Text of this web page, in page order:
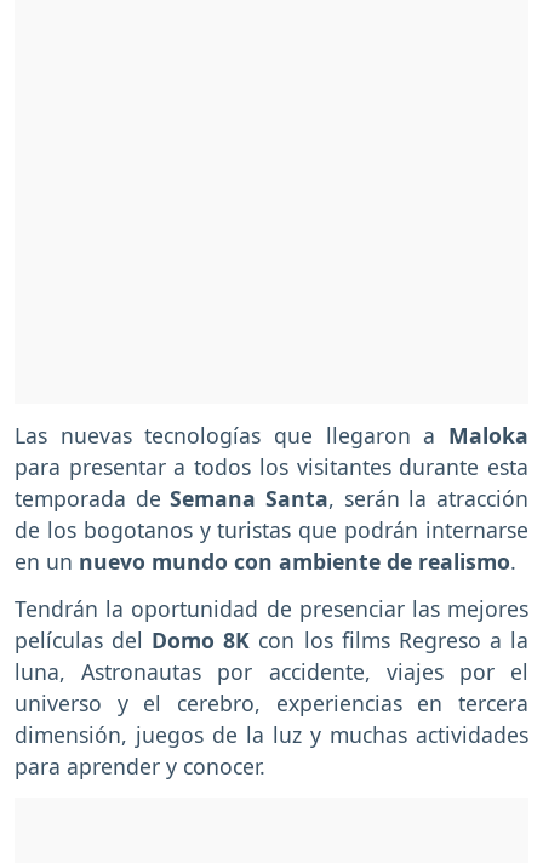
Las nuevas tecnologías que llegaron a Maloka
para presentar a todos los visitantes durante esta
temporada deSemana Santa, serán la atracción
de los bogotanos y turistas que podrán internarse
en un nuevo mundo con ambiente de realismo.
Tendrán la oportunidad de presenciar las mejores
películas del Domo 8K con los films Regreso a la
luna, Astronautas por accidente, viajes por el
universo y el cerebro, experiencias en tercera
dimensión, juegos de la luz y muchas actividades
para aprender y conocer.